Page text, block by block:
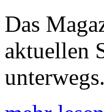
Das
aktuellen
unterwegs.